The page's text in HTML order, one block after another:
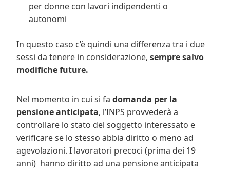
per donne con lavori indipendenti o
autonomi
In questo caso c’è quindi una differenza tra i due
sessi da tenere in considerazione, sempre salvo
modifiche future.
Nel momento in cui si fa domanda per la
pensione anticipata, l’INPS provvederà a
controllare lo stato del soggetto interessato e
verificare se lo stesso abbia diritto o meno ad
agevolazioni. I lavoratori precoci (prima dei 19
anni) hanno diritto ad una pensione anticipata